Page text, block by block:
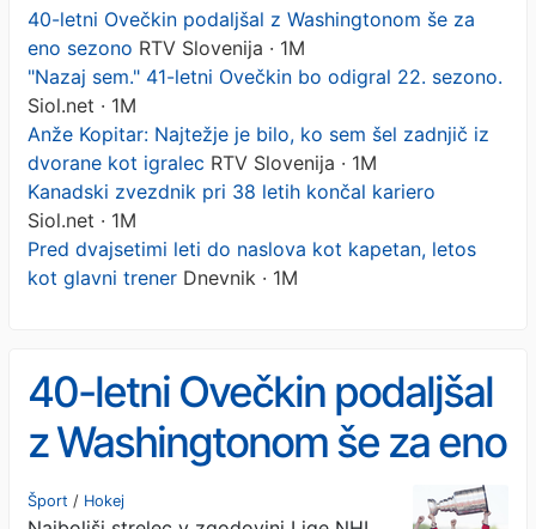
40-letni Ovečkin podaljšal z Washingtonom še za
eno sezono RTV Slovenija · 1M
"Nazaj sem." 41-letni Ovečkin bo odigral 22. sezono.
Siol.net · 1M
Anže Kopitar: Najtežje je bilo, ko sem šel zadnjič iz
dvorane kot igralec RTV Slovenija · 1M
Kanadski zvezdnik pri 38 letih končal kariero
Siol.net · 1M
Pred dvajsetimi leti do naslova kot kapetan, letos
kot glavni trener Dnevnik · 1M
40-letni Ovečkin podaljšal
z Washingtonom še za eno
sezono
Šport / Hokej